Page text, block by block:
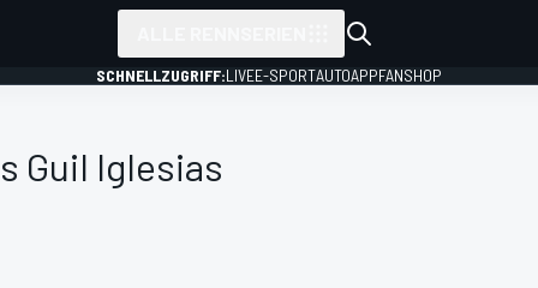
SCHNELLZUGRIFF:LIVEE-SPORTAUTOAPPFANSHOP
Guil Iglesias